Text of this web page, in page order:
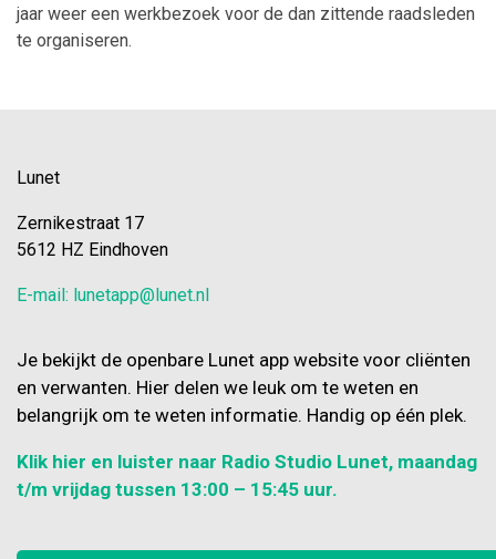
jaar weer een werkbezoek voor de dan zittende raadsleden
te organiseren.
Lunet
Zernikestraat 17
5612 HZ Eindhoven
E-mail: lunetapp@lunet.nl
Je bekijkt de openbare Lunet app website voor cliënten
en verwanten. Hier delen we leuk om te weten en
belangrijk om te weten informatie. Handig op één plek.
Klik hier en luister naar Radio Studio Lunet, maandag
t/m vrijdag tussen 13:00 – 15:45 uur.